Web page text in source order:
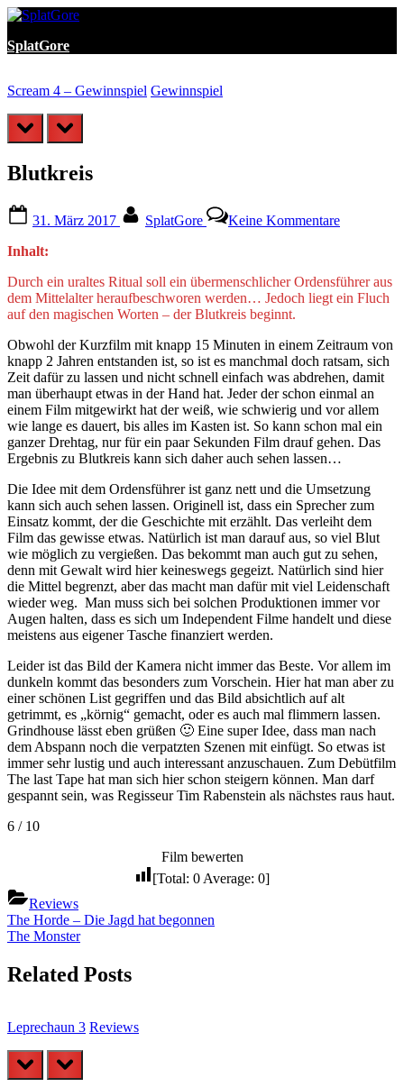
Skip
content
SplatGore
Scream 4 – Gewinnspiel Gewinnspiel
prev next
Blutkreis
on
31. März 2017 SplatGore Keine KommentareBlutkreis
Inhalt:
Durch ein uraltes Ritual soll ein übermenschlicher Ordensführer aus
dem Mittelalter heraufbeschworen werden… Jedoch liegt ein Fluch
auf den magischen Worten – der Blutkreis beginnt.
Obwohl der Kurzfilm mit knapp 15 Minuten in einem Zeitraum von
knapp 2 Jahren entstanden ist, so ist es manchmal doch ratsam, sich
Zeit dafür zu lassen und nicht schnell einfach was abdrehen, damit
man überhaupt etwas in der Hand hat. Jeder der schon einmal an
einem Film mitgewirkt hat der weiß, wie schwierig und vor allem
wie lange es dauert, bis alles im Kasten ist. So kann schon mal ein
ganzer Drehtag, nur für ein paar Sekunden Film drauf gehen. Das
Ergebnis zu Blutkreis kann sich daher auch sehen lassen…
Die Idee mit dem Ordensführer ist ganz nett und die Umsetzung
kann sich auch sehen lassen. Originell ist, dass ein Sprecher zum
Einsatz kommt, der die Geschichte mit erzählt. Das verleiht dem
Film das gewisse etwas. Natürlich ist man darauf aus, so viel Blut
wie möglich zu vergießen. Das bekommt man auch gut zu sehen,
denn mit Gewalt wird hier keineswegs gegeizt. Natürlich sind hier
die Mittel begrenzt, aber das macht man dafür mit viel Leidenschaft
wieder weg. Man muss sich bei solchen Produktionen immer vor
Augen halten, dass es sich um Independent Filme handelt und diese
meistens aus eigener Tasche finanziert werden.
Leider ist das Bild der Kamera nicht immer das Beste. Vor allem im
dunkeln kommt das besonders zum Vorschein. Hier hat man aber zu
einer schönen List gegriffen und das Bild absichtlich auf alt
getrimmt, es „körnig“ gemacht, oder es auch mal flimmern lassen.
Grindhouse lässt eben grüßen 🙂 Eine super Idee, dass man nach
dem Abspann noch die verpatzten Szenen mit einfügt. So etwas ist
immer sehr lustig und auch interessant anzuschauen. Zum Debütfilm
The last Tape hat man sich hier schon steigern können. Man darf
gespannt sein, was Regisseur Tim Rabenstein als nächstes raus haut.
6 / 10
Film bewerten
[Total: 0 Average: 0]
Reviews
Beitragsnavigation
Previous
Post:
The Horde – Die Jagd hat begonnen
Next
The Monster
Related Posts
Leprechaun 3 Reviews
prev next